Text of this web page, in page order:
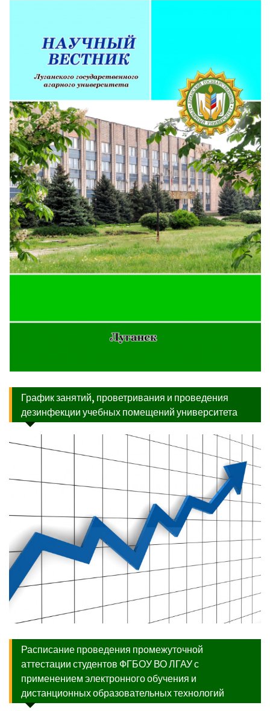
График занятий, проветривания и проведения
дезинфекции учебных помещений университета
Расписание проведения промежуточной
аттестации студентов ФГБОУ ВО ЛГАУ с
применением электронного обучения и
дистанционных образовательных технологий